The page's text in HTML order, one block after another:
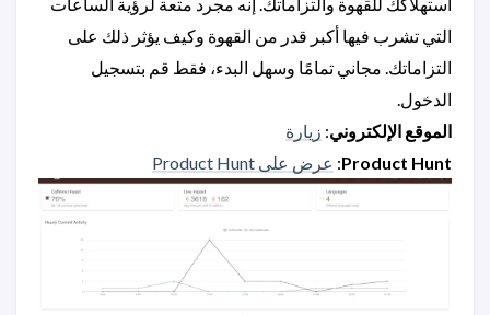
التي تشرب فيها أكبر قدر من القهوة وكيف يؤثر ذلك على
التزاماتك. مجاني تمامًا وسهل البدء، فقط قم بتسجيل
الدخول.
الموقع الإلكتروني: زيارة
Product Hunt
: عرض على Product Hunt